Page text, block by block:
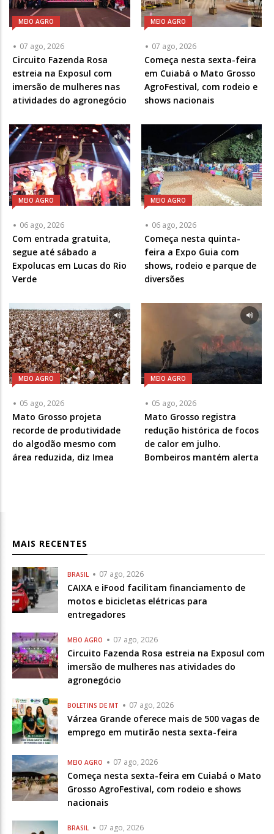
MEIO AGRO
07 ago, 2026
Circuito Fazenda Rosa
estreia na Exposul com
imersão de mulheres nas
atividades do agronegócio
MEIO AGRO
07 ago, 2026
Começa nesta sexta-feira
em Cuiabá o Mato Grosso
AgroFestival, com rodeio e
shows nacionais
MEIO AGRO
06 ago, 2026
Com entrada gratuita,
segue até sábado a
Expolucas em Lucas do Rio
Verde
MEIO AGRO
06 ago, 2026
Começa nesta quinta-
feira a Expo Guia com
shows, rodeio e parque de
diversões
MEIO AGRO
05 ago, 2026
Mato Grosso projeta
recorde de produtividade
do algodão mesmo com
área reduzida, diz Imea
MEIO AGRO
05 ago, 2026
Mato Grosso registra
redução histórica de focos
de calor em julho.
Bombeiros mantém alerta
MAIS RECENTES
BRASIL 07 ago, 2026
CAIXA e iFood facilitam financiamento de
motos e bicicletas elétricas para
entregadores
MEIO AGRO 07 ago, 2026
Circuito Fazenda Rosa estreia na Exposul com
imersão de mulheres nas atividades do
agronegócio
BOLETINS DE MT 07 ago, 2026
Várzea Grande oferece mais de 500 vagas de
emprego em mutirão nesta sexta-feira
MEIO AGRO 07 ago, 2026
Começa nesta sexta-feira em Cuiabá o Mato
Grosso AgroFestival, com rodeio e shows
nacionais
BRASIL 07 ago, 2026